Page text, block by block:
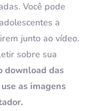
Você pode
a
junto ao vídeo.
sobre sua
download das
as imagens